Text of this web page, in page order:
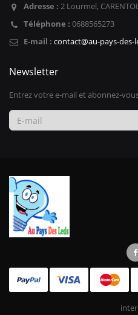
Adresse : 2 Lourmel,
Téléphone : 0688565273
E-mail : contact@au-pays-des-
Newsletter
Entrez votre e-mail et abonnez-